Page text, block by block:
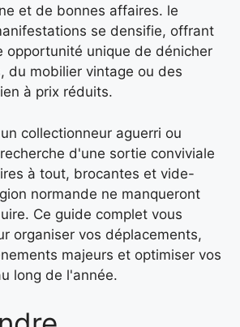
et de bonnes affaires. le
se densifie, offrant
opportunité unique de dénicher
du mobilier vintage ou des
à prix réduits.
collectionneur aguerri ou
d'une sortie conviviale
à tout, brocantes et vide-
normande ne manqueront
Ce guide complet vous
organiser vos déplacements,
majeurs et optimiser vos
long de l'année.